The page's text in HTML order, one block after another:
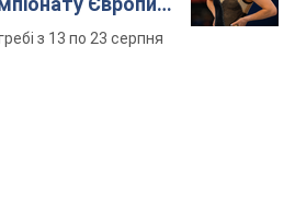
з 13 по 23 серпня